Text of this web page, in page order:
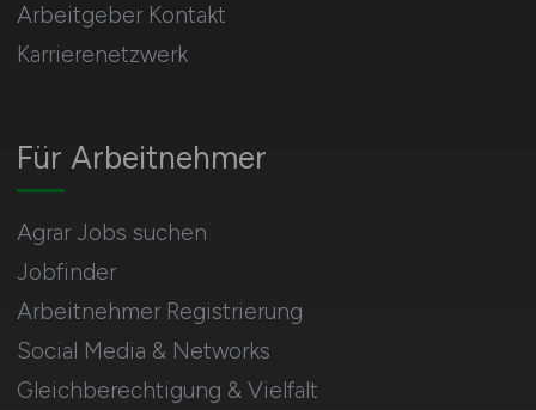
Für Arbeitnehmer
Agrar Jobs suchen
Jobfinder
Arbeitnehmer Registrierung
Social Media & Networks
Gleichberechtigung & Vielfalt
Arbeitgeber Kontakt
Karrierenetzwerk